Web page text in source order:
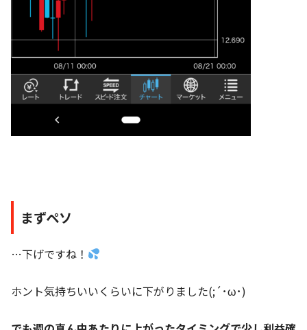
まずペソ
…下げですね！
ホント気持ちいいくらいに下がりました(;´･ω･)